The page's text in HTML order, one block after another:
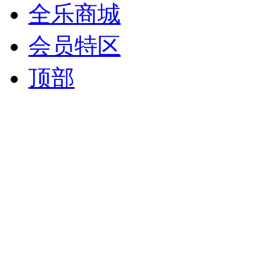
全乐商城
会员特区
顶部